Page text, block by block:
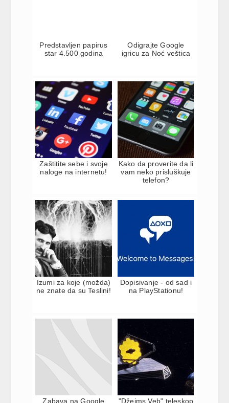
Predstavljen papirus
star 4.500 godina
Odigrajte Google
igricu za Noć veštica
Zaštitite sebe i svoje
naloge na internetu!
Kako da proverite da li
vam neko prisluškuje
telefon?
Izumi za koje (možda)
ne znate da su Teslini!
Dopisivanje - od sad i
na PlayStationu!
Zabava na Google
"Džejms Veb" teleskop